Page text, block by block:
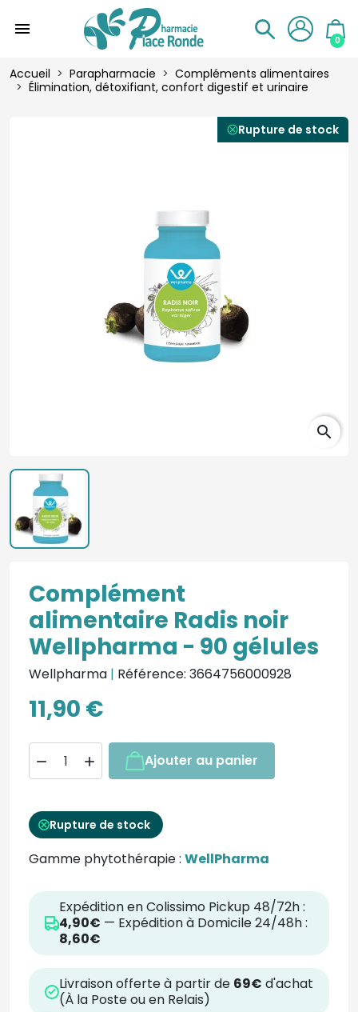
menu
0
Accueil Parapharmacie
Compléments alimentaires
Élimination, détoxifiant, confort digestif et urinaire
Rupture de stock
search
Complément
alimentaire Radis noir
Wellpharma - 90 gélules
Wellpharma | Référence: 3664756000928
11,90 €
  Ajouter au panier
Rupture de stock
Gamme phytothérapie : WellPharma
Expédition en Colissimo Pickup 48/72h :
4,90€ — Expédition à Domicile 24/48h :
8,60€
Livraison offerte à partir de 69€ d'achat
(À la Poste ou en Relais)